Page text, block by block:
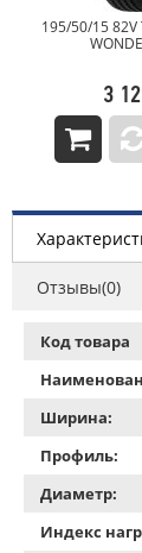
195/50/15 82V
3
Отзывы(0)
Код товара
Ширина:
Профиль:
Диаметр:
Индекс